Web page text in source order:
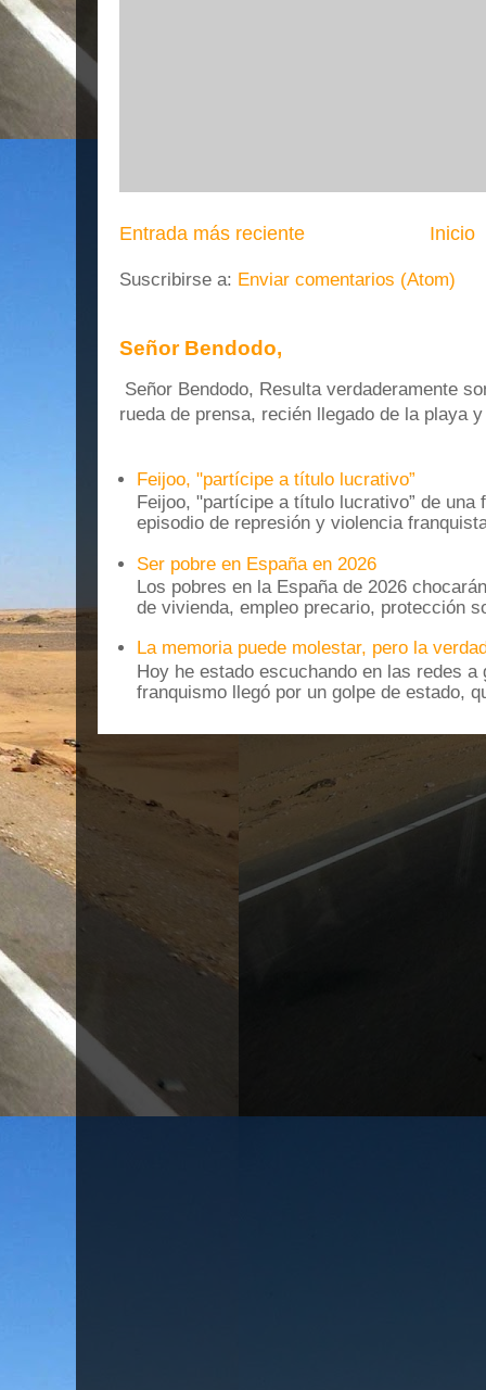
Entrada más reciente Inicio
Suscribirse a: Enviar comentarios (Atom)
Señor Bendodo,
Señor Bendodo, Resulta verdaderamente
rueda de prensa, recién llegado de la playa
Feijoo, "partícipe a título lucrativo”
Feijoo, "partícipe a título lucrativo” de una
episodio de represión y violencia
Ser pobre en España en 2026
Los pobres en la España de 2026
de vivienda, empleo precario, protección
La memoria puede molestar, pero la
Hoy he estado escuchando en las redes a
franquismo llegó por un golpe de estado,